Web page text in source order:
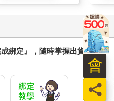
綁定』，隨時掌握出貨動
員
會